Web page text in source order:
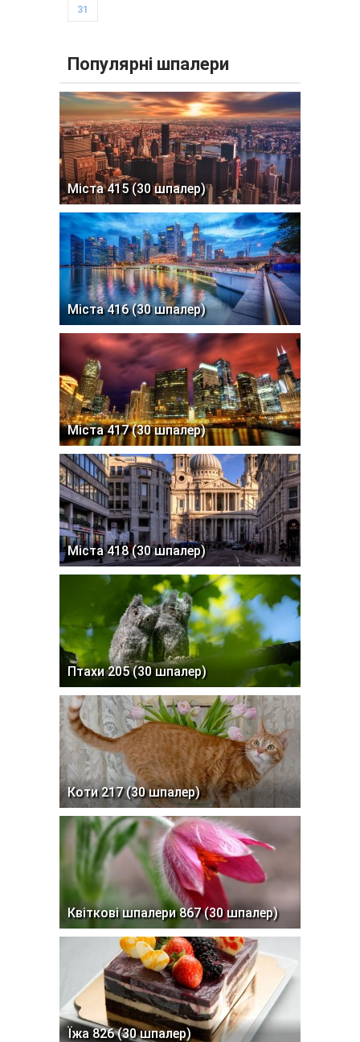
31
Популярні шпалери
Міста 415 (30 шпалер)
Міста 416 (30 шпалер)
Міста 417 (30 шпалер)
Міста 418 (30 шпалер)
Птахи 205 (30 шпалер)
Коти 217 (30 шпалер)
Квіткові шпалери 867 (30 шпалер)
Їжа 826 (30 шпалер)